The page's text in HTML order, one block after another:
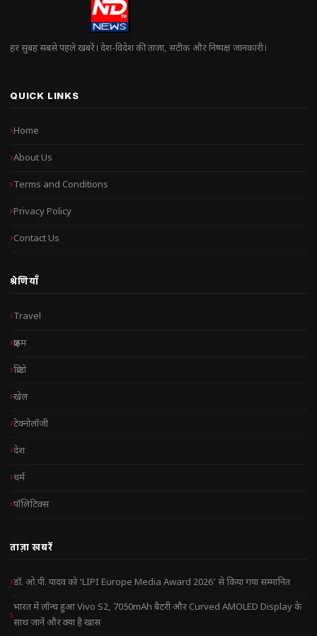
हर सुबह सबसे पहले खबरें। देश-विदेश की ताज़ा, सटीक और निष्पक्ष जानकारी।
QUICK LINKS
Home
About Us
Terms and Conditions
Privacy Policy
Contact Us
श्रेणियाँ
Travel
क्राइम
क्रिप्टो
खेल
टेक्नोलॉजी
देश
धर्म
पॉलिटिक्स
ताज़ा खबरें
डॉ. ओ.पी. यादव को ‘LIPI Europe Media Award 2026’ से किया गया सम्मानित
भारत में लॉन्च हुआ Vivo S2, 7050mAh बैटरी और Curved AMOLED Display के
साथ जानें और क्या है खास